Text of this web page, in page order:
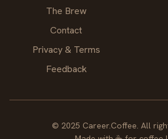
The Brew
Contact
Privacy & Terms
Feedback
© 2025 Career.Coffee. All